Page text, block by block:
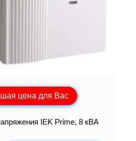
цена для Вас
IEK Prime, 8 кВА